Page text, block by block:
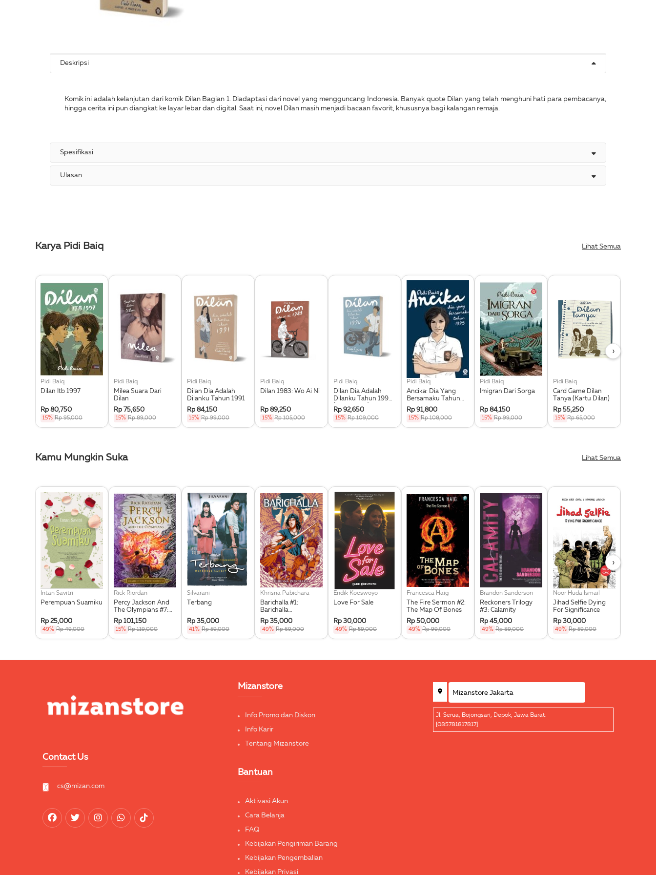
Deskripsi
Komik ini adalah kelanjutan dari komik Dilan Bagian 1. Diadaptasi dari novel yang mengguncang Indonesia. Banyak quote Dilan yang telah menghuni hati para pembacanya,
hingga cerita ini pun diangkat ke layar lebar dan digital. Saat ini, novel Dilan masih menjadi bacaan favorit, khususnya bagi kalangan remaja.
Spesifikasi
Ulasan
Karya Pidi Baiq Lihat Semua
Pidi Baiq
Dilan Itb 1997
Rp 80,750
15% Rp 95,000
Pidi Baiq
Milea Suara Dari
Dilan
Rp 75,650
15% Rp 89,000
Pidi Baiq
Dilan Dia Adalah
Dilanku Tahun 1991
Rp 84,150
15% Rp 99,000
Pidi Baiq
Dilan 1983: Wo Ai Ni
Rp 89,250
15% Rp 105,000
Pidi Baiq
Dilan Dia Adalah
Dilanku Tahun 1990
(Edisi Revisi)
Rp 92,650
15% Rp 109,000
Pidi Baiq
Ancika: Dia Yang
Bersamaku Tahun
1995
Rp 91,800
15% Rp 108,000
Pidi Baiq
Imigran Dari Sorga
Rp 84,150
15% Rp 99,000
Pidi Baiq
Card Game Dilan
Tanya (Kartu Dilan)
Rp 55,250
15% Rp 65,000
›
Kamu Mungkin Suka Lihat Semua
Intan Savitri
Perempuan Suamiku
Rp 25,000
49% Rp 49,000
Rick Riordan
Percy Jackson And
The Olympians #7:
Wrath Of The Triple
Goddess
Rp 101,150
15% Rp 119,000
Silvarani
Terbang
Rp 35,000
41% Rp 59,000
Khrisna Pabichara
Barichalla #1:
Barichalla
Penunggang Kuda
Terbang
Rp 35,000
49% Rp 69,000
Endik Koeswoyo
Love For Sale
Rp 30,000
49% Rp 59,000
Francesca Haig
The Fire Sermon #2:
The Map Of Bones
Rp 50,000
49% Rp 99,000
Brandon Sanderson
Reckoners Trilogy
#3: Calamity
Rp 45,000
49% Rp 89,000
Noor Huda Ismail
Jihad Selfie Dying
For Significance
Rp 30,000
49% Rp 59,000
›
Contact Us
cs@mizan.com
Mizanstore
Info Promo dan Diskon
Info Karir
Tentang Mizanstore
Bantuan
Aktivasi Akun
Cara Belanja
FAQ
Kebijakan Pengiriman Barang
Kebijakan Pengembalian
Kebijakan Privasi
Jl. Serua, Bojongsari, Depok, Jawa Barat.
[085781817817]